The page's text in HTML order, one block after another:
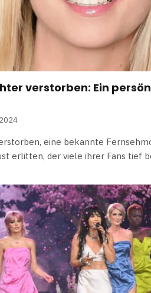
verstorben: Ein
eine bekannte
erlitten, der viele ihrer Fans tief